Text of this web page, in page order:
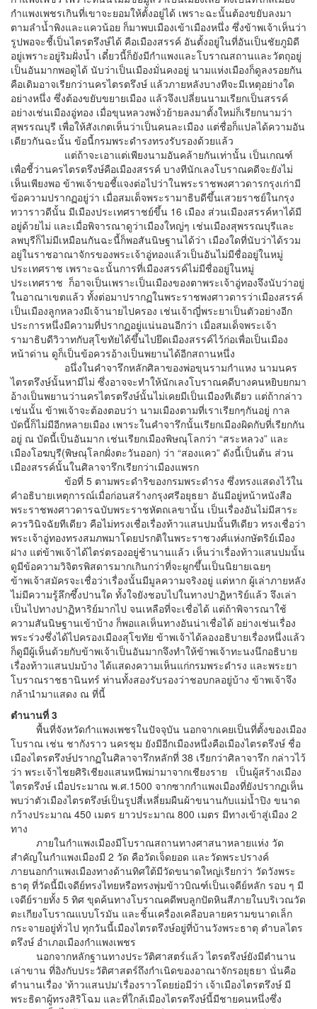
กำแพงเพชรเกินที่เขาจะยอมให้ตั้งอยู่ได้ เพราะฉะนั้นต้องขยับลงมา
ตามลำน้ำพิงและแควน้อย ก็มาพบเมืองเข้าเมืองหนึ่ง ซึ่งข้าพเจ้าเห็นว่า
รูปพอจะชี้เป็นไตรตรึงษ์ได้ คือเมืองสรรค์ อันตั้งอยู่ในที่อันเป็นชัยภูมิดี
อยู่เพราะอยู่ริมฝั่งน้ำ เดี๋ยวนี้ก็ยังมีกำแพงและโบราณสถานและวัตถุอยู่
เป็นอันมากพอดูได้ นับว่าเป็นเมืองมั่นคงอยู่ นามแห่งเมืองก็ดูลงรอยกัน
คือเดิมอาจเรียกว่านครไตรตรึงษ์ แล้วภายหลังบางทีจะมีเหตุอย่างใด
อย่างหนึ่ง ซึ่งต้องขยับขยายเมือง แล้วจึงเปลี่ยนนามเรียกเป็นสรรค์
อย่างเช่นเมืองอู่ทอง เมื่อขุนหลวงพงั่วย้ายลงมาตั้งใหม่ก็เรียกนามว่า
สุพรรณบุรี เพื่อให้สังเกตเห็นว่าเป็นคนละเมือง แต่ชื่อก็แปลได้ความอัน
เดียวกันฉะนั้น ข้อนี้กรมพระดำรงทรงรับรองด้วยแล้ว
แต่ถ้าจะเอาแต่เพียงนามอันคล้ายกันเท่านั้น เป็นเกณฑ์
เพื่อชี้ว่านครไตรตรึงษ์คือเมืองสรรค์ บางทีนักเลงโบราณคดีจะยังไม่
เห็นเพียงพอ ข้าพเจ้าขอชี้แจงต่อไปว่าในพระราชพงศาวดารกรุงเก่ามี
ข้อความปรากฏอยู่ว่า เมื่อสมเด็จพระรามาธิบดีขึ้นเสวยราชย์ในกรุง
ทวาราวดีนั้น มีเมืองประเทศราชย์ขึ้น 16 เมือง ส่วนเมืองสรรค์หาได้มี
อยู่ด้วยไม่ และเมื่อพิจารณาดูว่าเมืองใหญ่ๆ เช่นเมืองสุพรรณบุรีและ
ลพบุรีก็ไม่มีเหมือนกันฉะนี้ก็พอสันนิษฐานได้ว่า เมืองใดที่นับว่าได้รวม
อยู่ในราชอาณาจักรของพระเจ้าอู่ทองแล้วเป็นอันไม่มีชื่ออยู่ในหมู่
ประเทศราช เพราะฉะนั้นการที่เมืองสรรค์ไม่มีชื่ออยู่ในหมู่
ประเทศราช ก็อาจเป็นเพราะเป็นเมืองของตาพระเจ้าอู่ทองจึงนับว่าอยู่
ในอาณาเขตแล้ว ทั้งต่อมาปรากฏในพระราชพงศาวดารว่าเมืองสรรค์
เป็นเมืองลูกหลวงมีเจ้านายไปครอง เช่นเจ้าญี่พระยาเป็นตัวอย่างอีก
ประการหนึ่งมีความที่ปรากฏอยู่แน่นอนอีกว่า เมื่อสมเด็จพระเจ้า
รามาธิบดีวิวาทกับสุโขทัยได้ขึ้นไปยึดเมืองสรรค์ไว้ก่อเพื่อเป็นเมือง
หน้าด่าน ดูก็เป็นข้อควรอ้างเป็นพยานได้อีกสถานหนึ่ง
อนึ่งในคำจารึกหลักศิลาของพ่อขุนรามกำแหง นามนคร
ไตรตรึงษ์นั้นหามีไม่ ซึ่งอาจจะทำให้นักเลงโบราณคดีบางคนหยิบยกมา
อ้างเป็นพยานว่านครไตรตรึงษ์นั้นไม่เคยมีเป็นเมืองทีเดียว แต่ถ้ากล่าว
เช่นนั้น ข้าพเจ้าจะต้องตอบว่า นามเมืองตามที่เราเรียกๆกันอยู่ กาล
บัดนี้ก็ไม่มีอีกหลายเมือง เพาระในคำจารึกนั้นเรียกเมืองผิดกับที่เรียกกัน
อยู่ ณ บัดนี้เป็นอันมาก เช่นเรียกเมืองพิษณุโลกว่า “สระหลวง” และ
เมืองโอฆบุรี(พิษณุโลกฝั่งตะวันออก) ว่า “สองแคว” ดังนี้เป็นต้น ส่วน
เมืองสรรค์นั้นในศิลาจารึกเรียกว่าเมืองแพรก
ข้อที่ 5 ตามพระดำริของกรมพระดำรง ซึ่งทรงแสดงไว้ใน
คำอธิบายเหตุการณ์เมื่อก่อนสร้างกรุงศรีอยุธยา อันมีอยู่หน้าหนังสือ
พระราชพงศาวดารฉบับพระราชหัตถเลขานั้น เป็นเรื่องอันไม่มีสาระ
ควรวินิจฉัยทีเดียว คือไม่ทรงเชื่อเรื่องท้าวแสนปมนั้นทีเดียว ทรงเชื่อว่า
พระเจ้าอู่ทองทรงสมภพมาโดยปรกติในพระราชวงศ์แห่งกษัตริย์เมือง
ฝาง แต่ข้าพเจ้าได้ไตร่ตรองอยู่ช้านานแล้ว เห็นว่าเรื่องท้าวแสนปมนั้น
ดูมีข้อความวิจิตรพิสดารมากเกินกว่าที่จะผูกขึ้นเป็นนิยายเฉยๆ
ข้าพเจ้าสมัครจะเชื่อว่าเรื่องนั้นมีมูลความจริงอยู่ แต่หาก ผู้เล่าภายหลัง
ไม่มีความรู้ลึกซึ้งปานใด ทั้งใจยังชอบไปในทางปาฏิหาริย์แล้ว จึงเล่า
เป็นไปทางปาฏิหาริย์มากไป จนเหลือที่จะเชื่อได้ แต่ถ้าพิจารณาใช้
ความสันนิษฐานเข้าบ้าง ก็พอแลเห็นทางอันน่าเชื่อได้ อย่างเช่นเรื่อง
พระร่วงซึ่งได้ไปครองเมืองสุโขทัย ข้าพเจ้าได้ลองอธิบายเรื่องหนึ่งแล้ว
ก็ดูมีผู้เห็นด้วยกับข้าพเจ้าเป็นอันมากจึงทำให้ข้าพเจ้าทะนงนึกอธิบาย
เรื่องท้าวแสนปมบ้าง ได้แสดงความเห็นแก่กรมพระดำรง และพระยา
โบราณราชธานินทร์ ท่านทั้งสองรับรองว่าชอบกลอยู่บ้าง ข้าพเจ้าจึง
กล้านำมาแสดง ณ ที่นี้
ตำนานที่ 3
พื้นที่จังหวัดกำแพงเพชรในปัจจุบัน นอกจากเคยเป็นที่ตั้งของเมือง
โบราณ เช่น ชากังราว นครชุม ยังมีอีกเมืองหนึ่งคือเมืองไตรตรึงษ์ ชื่อ
เมืองไตรตรึงษ์ปรากฏในศิลาจารึกหลักที่ 38 เรียกว่าศิลาจารึก กล่าวไว้
ว่า พระเจ้าไชยศิริเชียงแสนหนีพม่ามาจากเชียงราย เป็นผู้สร้างเมือง
ไตรตรึงษ์ เมื่อประมาณ พ.ศ.1500 จากซากกำแพงเมืองที่ยังปรากฏเห็น
พบว่าตัวเมืองไตรตรึงษ์เป็นรูปสี่เหลี่ยมผืนผ้าขนานกับแม่น้ำปิง ขนาด
กว้างประมาณ 450 เมตร ยาวประมาณ 800 เมตร มีทางเข้าสู่เมือง 2
ทาง
ภายในกำแพงเมืองมีโบราณสถานทางศาสนาหลายแห่ง วัด
สำคัญในกำแพงเมืองมี 2 วัด คือวัดเจ็ดยอด และวัดพระปรางค์
ภายนอกกำแพงเมืองทางด้านทิศใต้มีวัดขนาดใหญ่เรียกว่า วัดวังพระ
ธาตุ ที่วัดนี้มีเจดีย์ทรงไทยหรือทรงพุ่มข้าวบิณฑ์เป็นเจดีย์หลัก รอบ ๆ มี
เจดีย์รายทั้ง 5 ทิศ ขุดค้นทางโบราณคดีพบลูกปัดหินสีภายในบริเวณวัด
ตะเกียงโบราณแบบโรมัน และชิ้นเครื่องเคลือบลายครามขนาดเล็ก
กระจายอยู่ทั่วไป ทุกวันนี้เมืองไตรตรึงษ์อยู่ที่บ้านวังพระธาตุ ตำบลไตร
ตรึงษ์ อำเภอเมืองกำแพงเพชร
นอกจากหลักฐานทางประวัติศาสตร์แล้ว ไตรตรึงษ์ยังมีตำนาน
เล่าขาน ที่อิงกับประวัติศาสตร์ถึงกำเนิดของอาณาจักรอยุธยา นั่นคือ
ตำนานเรื่อง 'ท้าวแสนปม'เรื่องราวโดยย่อมีว่า เจ้าเมืองไตรตรึงษ์ มี
พระธิดาผู้ทรงสิริโฉม และที่ใกล้เมืองไตรตรึงษ์นี้มีชายคนหนึ่งซึ่ง